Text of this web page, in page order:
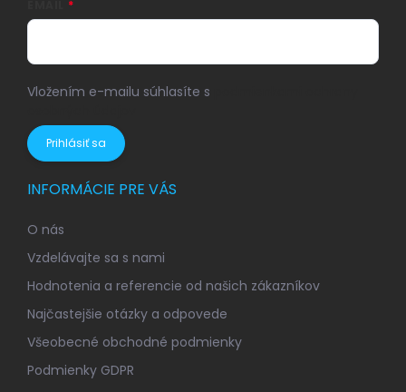
Vložením e-mailu súhlasíte s
Prihlásiť sa
INFORMÁCIE PRE VÁS
O nás
Vzdelávajte sa s nami
Hodnotenia a referencie od našich zákazníkov
Najčastejšie otázky a odpovede
Všeobecné obchodné podmienky
Podmienky GDPR